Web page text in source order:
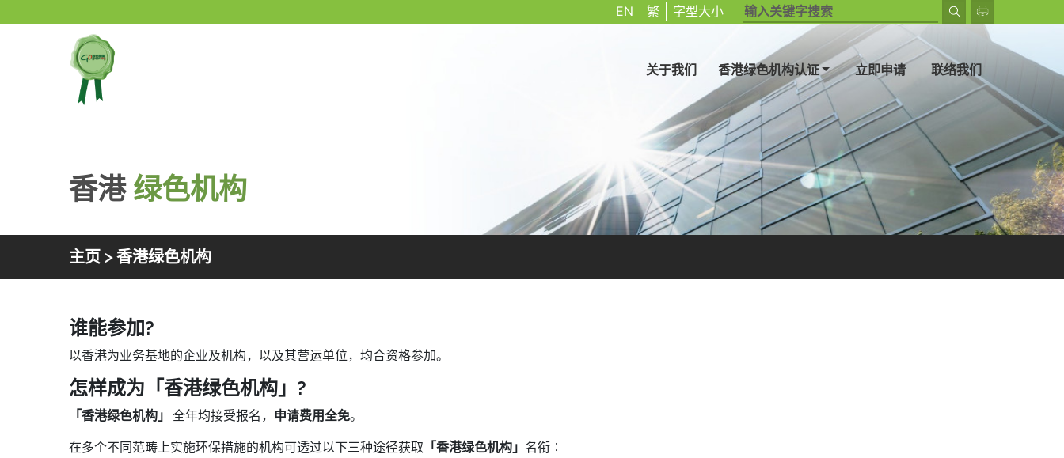
EN 繁 字型大小
关于我们 香港绿色机构认证打开选单立即申请 联络我们
香港 绿色机构
主页 > 香港绿色机构
谁能参加?
以香港为业务基地的企业及机构，以及其营运单位，均合资格参加。
怎样成为「香港绿色机构」?
「香港绿色机构」 全年均接受报名， 申请费用全免。
在多个不同范畴上实施环保措施的机构可透过以下三种途径获取 「香港绿色机构」 名衔︰